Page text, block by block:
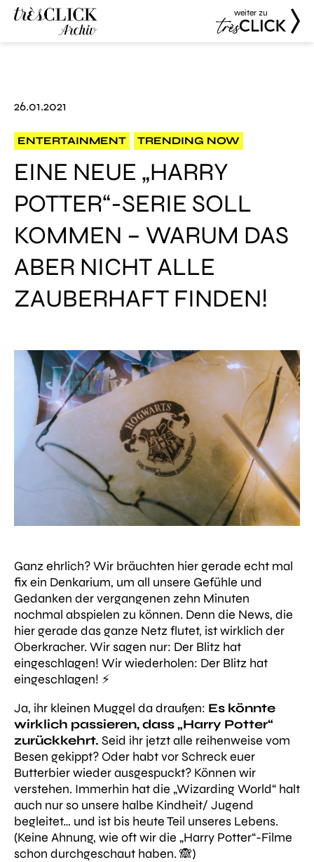
weiter zu
26.01.2021
ENTERTAINMENT TRENDING NOW
EINE NEUE „HARRY
POTTER“-SERIE SOLL
KOMMEN – WARUM DAS
ABER NICHT ALLE
ZAUBERHAFT FINDEN!
Ganz ehrlich? Wir bräuchten hier gerade echt mal
fix ein Denkarium, um all unsere Gefühle und
Gedanken der vergangenen zehn Minuten
nochmal abspielen zu können. Denn die News, die
hier gerade das ganze Netz flutet, ist wirklich der
Oberkracher. Wir sagen nur: Der Blitz hat
eingeschlagen! Wir wiederholen: Der Blitz hat
eingeschlagen! ⚡️
Ja, ihr kleinen Muggel da draußen: Es könnte
wirklich passieren, dass „Harry Potter“
zurückkehrt. Seid ihr jetzt alle reihenweise vom
Besen gekippt? Oder habt vor Schreck euer
Butterbier wieder ausgespuckt? Können wir
verstehen. Immerhin hat die „Wizarding World“ halt
auch nur so unsere halbe Kindheit/ Jugend
begleitet… und ist bis heute Teil unseres Lebens.
(Keine Ahnung, wie oft wir die „Harry Potter“-Filme
schon durchgeschaut haben. 🙈)